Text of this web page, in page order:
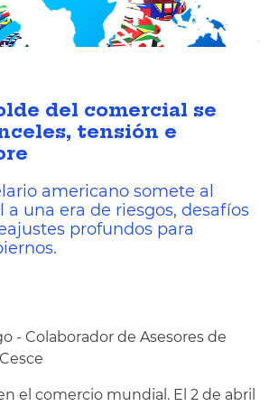
del comercial se
tensión e
americano somete al
una era de riesgos, desafíos
profundos para
- Colaborador de Asesores de
el comercio mundial. El 2 de abril